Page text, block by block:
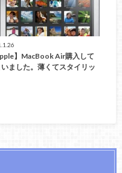
】MacBook Air購入して
いました。薄くてスタイリッ